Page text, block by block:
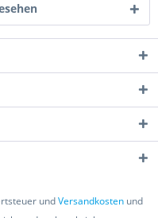
undVersandkostenund